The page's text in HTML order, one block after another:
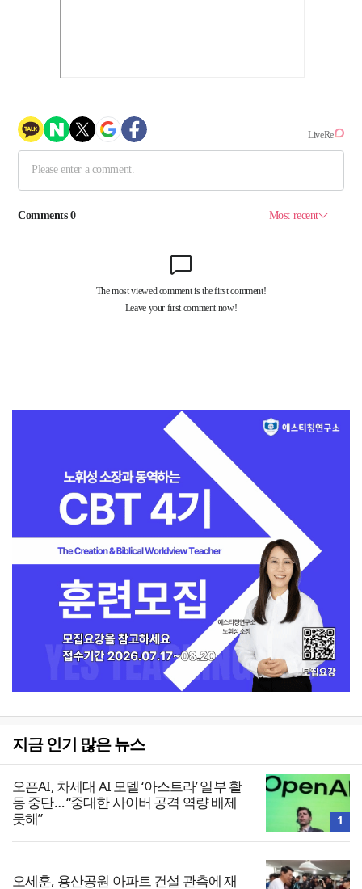
지금 인기 많은 뉴스
오픈AI, 차세대 AI 모델 ‘아스트라’ 일부 활
동 중단… “중대한 사이버 공격 역량 배제
못해”
1
오세훈, 용산공원 아파트 건설 관측에 재